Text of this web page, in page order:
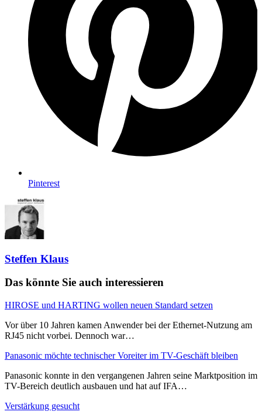
Pinterest
Steffen Klaus
Das könnte Sie auch interessieren
HIROSE und HARTING wollen neuen Standard setzen
Vor über 10 Jahren kamen Anwender bei der Ethernet-Nutzung am
RJ45 nicht vorbei. Dennoch war…
Panasonic möchte technischer Voreiter im TV-Geschäft bleiben
Panasonic konnte in den vergangenen Jahren seine Marktposition im
TV-Bereich deutlich ausbauen und hat auf IFA…
Verstärkung gesucht